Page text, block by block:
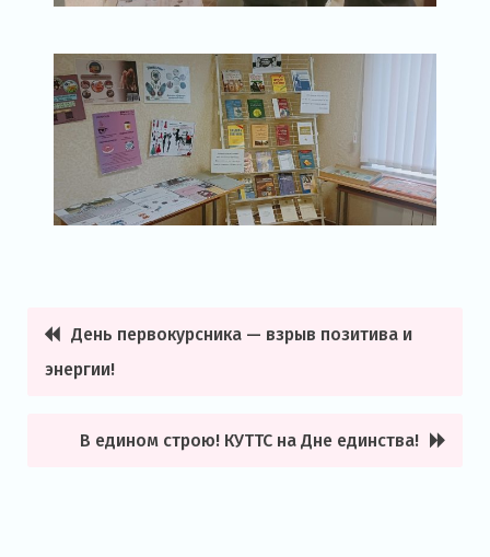
Навигация
по
День первокурсника — взрыв позитива и
энергии!
В едином строю! КУТТС на Дне единства!